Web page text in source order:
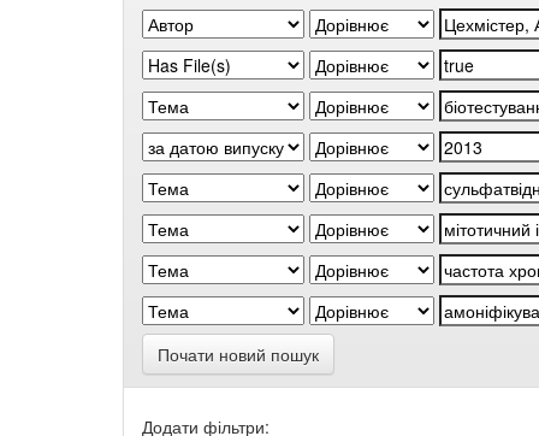
Почати новий пошук
Додати фільтри: